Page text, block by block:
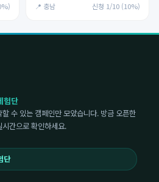
📍 충남 신청 1/10 (10%)
험단
수 있는 캠페인만 모았습니다. 방금 오픈한
간으로 확인하세요.
단